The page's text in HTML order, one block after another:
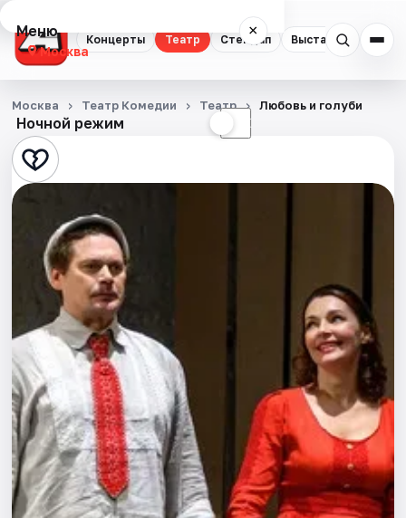
Концерты Театр Стендап Выставки
Меню ×
Москва
Концерты
Театр
Стендап
Выставки
Квесты
Экскурсии
Спорт
События
Города
Площадки
Ночной режим ☾
Москва Театр Комедии Театр Любовь и голуби